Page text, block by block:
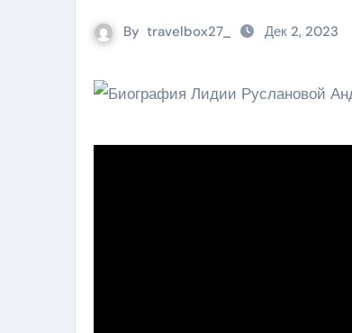
By travelbox27_ Дек 2, 2023